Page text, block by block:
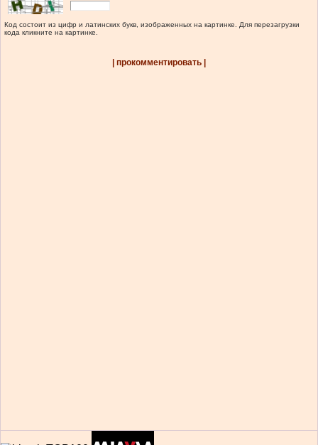
Код состоит из цифр и латинских букв, изображенных на картинке. Для перезагрузки
кода кликните на картинке.
| прокомментировать |